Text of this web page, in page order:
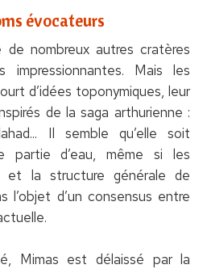
évocateurs
nombreux autres cratères
impressionnantes. Mais les
d’idées toponymiques, leur
de la saga arthurienne :
Il semble qu’elle soit
partie d’eau, même si les
et la structure générale de
l’objet d’un consensus entre
Mimas est délaissé par la